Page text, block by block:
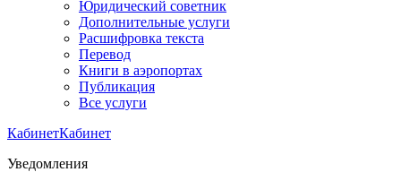
Юридический советник
Дополнительные услуги
Расшифровка текста
Перевод
Книги в аэропортах
Публикация
Все услуги
КабинетКабинет
Уведомления